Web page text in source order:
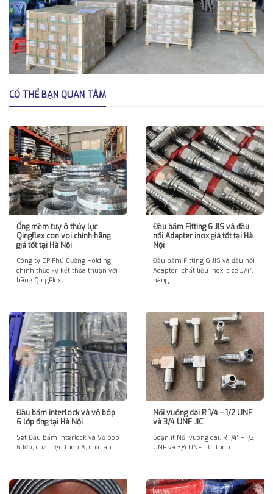
CÓ THỂ BẠN QUAN TÂM
Ống mềm tuy ô thủy lực
Qingflex con voi chính hãng
giá tốt tại Hà Nội
Công ty CP Phú Cường Holding
chính thức ký kết thỏa thuận với
hãng QingFlex
Đầu bấm Fitting G JIS và đầu
nối Adapter inox giá tốt tại Hà
Nội
Đầu bấm Fitting G JIS và đầu nối
Adapter, chất liệu inox, size 3/4″,
hàng
Đầu bấm interlock và vỏ bóp
6 lớp ống tại Hà Nội
Set Đầu bấm Interlock và Vỏ bóp
6 lớp, chất liệu thép A, chịu áp
Nối vuông dài R 1/4 – 1/2 UNF
và 3/4 UNF JIC
Soạn ít Nối vuông dài, R 1/4″ – 1/2
UNF và 3/4 UNF JIC, thép